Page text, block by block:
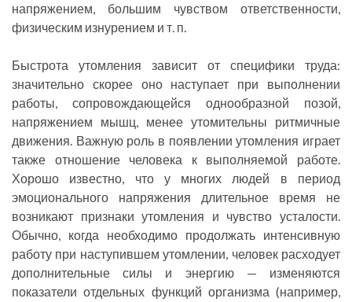
напряжением, большим чувством ответственности,
физическим изнурением и т. п.
Быстрота утомления зависит от специфики труда:
значительно скорее оно наступает при выполнении
работы, сопровождающейся однообразной позой,
напряжением мышц, менее утомительны ритмичные
движения. Важную роль в появлении утомления играет
также отношение человека к выполняемой работе.
Хорошо известно, что у многих людей в период
эмоционального напряжения длительное время не
возникают признаки утомления и чувство усталости.
Обычно, когда необходимо продолжать интенсивную
работу при наступившем утомлении, человек расходует
дополнительные силы и энергию — изменяются
показатели отдельных функций организма (например,